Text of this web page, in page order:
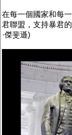
在每一個國家和每
君聯盟，支持暴君
·傑斐遜)